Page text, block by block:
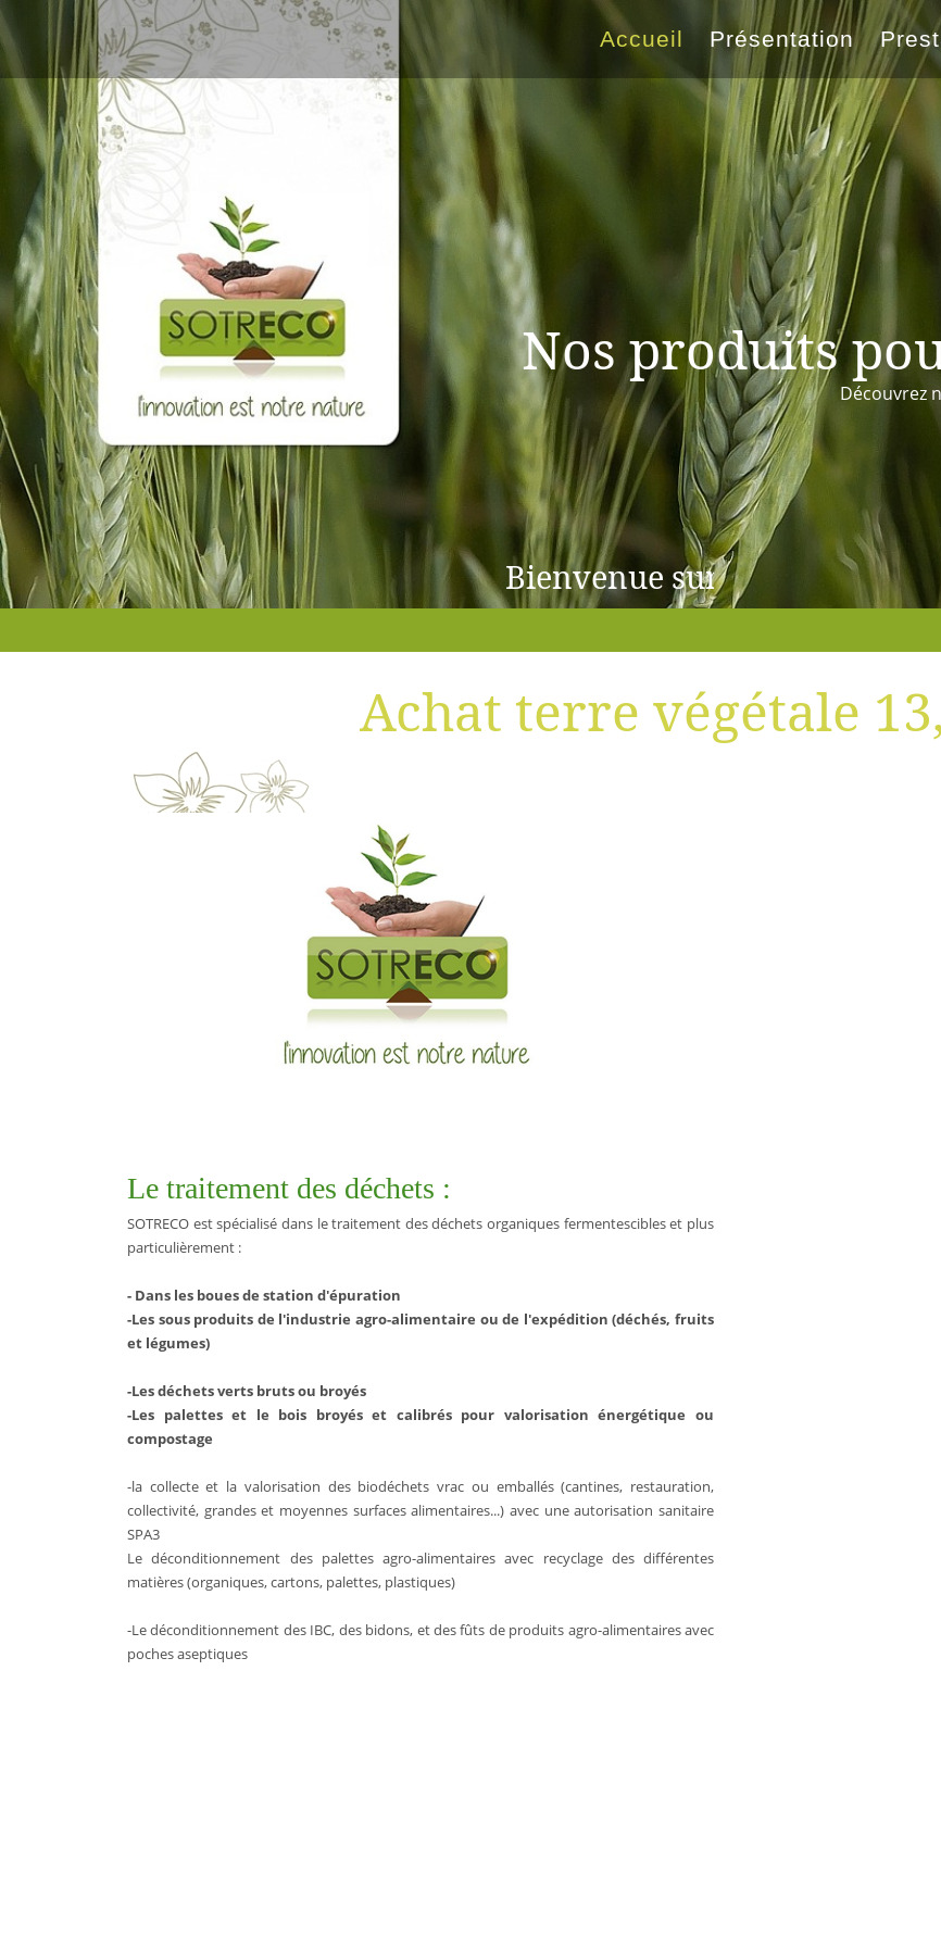
Accueil Présentation
Nos produits
Découvrez
Bienvenue sur le serveur de
Achat terre végétale
Le traitement des déchets :
SOTRECO est spécialisé dans le traitement des déchets organiques fermentescibles et plus
particulièrement :
- Dans les boues de station d'épuration
-Les sous produits de l'industrie agro-alimentaire ou de l'expédition (déchés, fruits
et légumes)
-Les déchets verts bruts ou broyés
-Les palettes et le bois broyés et calibrés pour valorisation énergétique ou
compostage
-la collecte et la valorisation des biodéchets vrac ou emballés (cantines, restauration,
collectivité, grandes et moyennes surfaces alimentaires...) avec une autorisation sanitaire
SPA3
Le déconditionnement des palettes agro-alimentaires avec recyclage des différentes
matières (organiques, cartons, palettes, plastiques)
-Le déconditionnement des IBC, des bidons, et des fûts de produits agro-alimentaires avec
poches aseptiques